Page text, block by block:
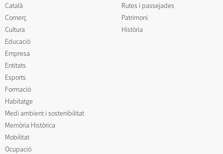
Català
Comerç
Cultura
Educació
Empresa
Entitats
Esports
Formació
Habitatge
Medi ambient i sostenibilitat
Memòria Històrica
Mobilitat
Ocupació
Rutes i passejades
Patrimoni
Història